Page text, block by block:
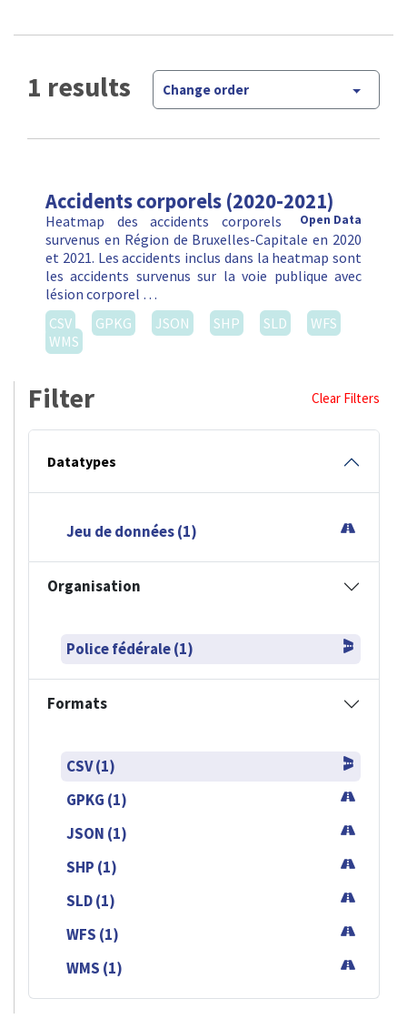
1 results Change order
Accidents corporels (2020-2021)
Open Data
Heatmap des accidents corporels
survenus en Région de Bruxelles-Capitale en 2020
et 2021. Les accidents inclus dans la heatmap sont
les accidents survenus sur la voie publique avec
lésion corporel …
CSV
GPKG JSON SHP SLD
WFS
WMS
Filter Clear Filters
Datatypes
Jeu de données (1)
Organisation
Police fédérale (1)
Formats
CSV (1)
GPKG (1)
JSON (1)
SHP (1)
SLD (1)
WFS (1)
WMS (1)